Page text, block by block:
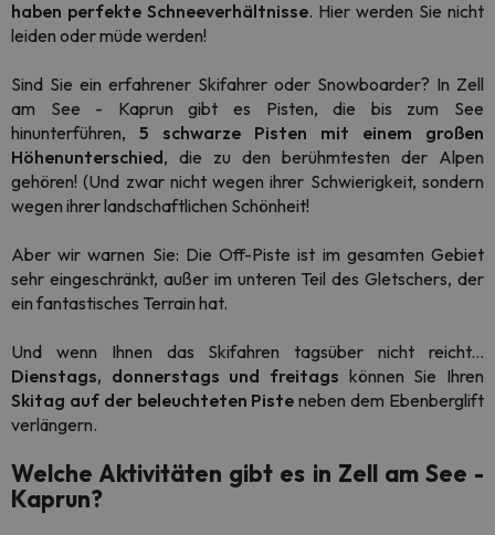
haben perfekte Schneeverhältnisse. Hier werden Sie nicht
leiden oder müde werden!
Sind Sie ein erfahrener Skifahrer oder Snowboarder? In Zell
am See - Kaprun gibt es Pisten, die bis zum See
hinunterführen, 5 schwarze Pisten mit einem großen
Höhenunterschied, die zu den berühmtesten der Alpen
gehören! (Und zwar nicht wegen ihrer Schwierigkeit, sondern
wegen ihrer landschaftlichen Schönheit!
Aber wir warnen Sie: Die Off-Piste ist im gesamten Gebiet
sehr eingeschränkt, außer im unteren Teil des Gletschers, der
ein fantastisches Terrain hat.
Und wenn Ihnen das Skifahren tagsüber nicht reicht...
Dienstags, donnerstags und freitags können Sie Ihren
Skitag auf der beleuchteten Piste neben dem Ebenberglift
verlängern.
Welche Aktivitäten gibt es in Zell am See -
Kaprun?